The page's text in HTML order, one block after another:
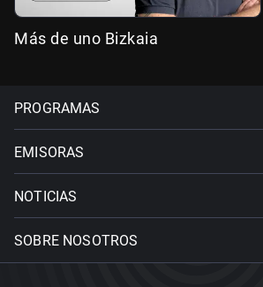
Más de uno Bizkaia
PROGRAMAS
EMISORAS
NOTICIAS
SOBRE NOSOTROS